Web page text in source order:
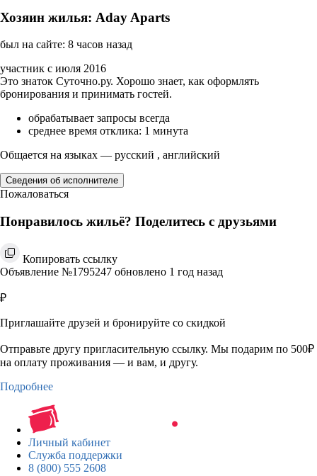
Хозяин жилья: Aday Aparts
был на сайте: 8 часов назад
участник с июля 2016
Это знаток Суточно.ру. Хорошо знает, как оформлять
бронирования и принимать гостей.
обрабатывает запросы всегда
среднее время отклика: 1 минута
Общается на языках — русский , английский
Сведения об исполнителе
Пожаловаться
Понравилось жильё? Поделитесь с друзьями
Копировать ссылку
Объявление №1795247 обновлено 1 год назад
₽
Приглашайте друзей и бронируйте со скидкой
Отправьте другу пригласительную ссылку. Мы подарим по 500₽
на оплату проживания — и вам, и другу.
Подробнее
Личный кабинет
Служба поддержки
8 (800) 555 2608